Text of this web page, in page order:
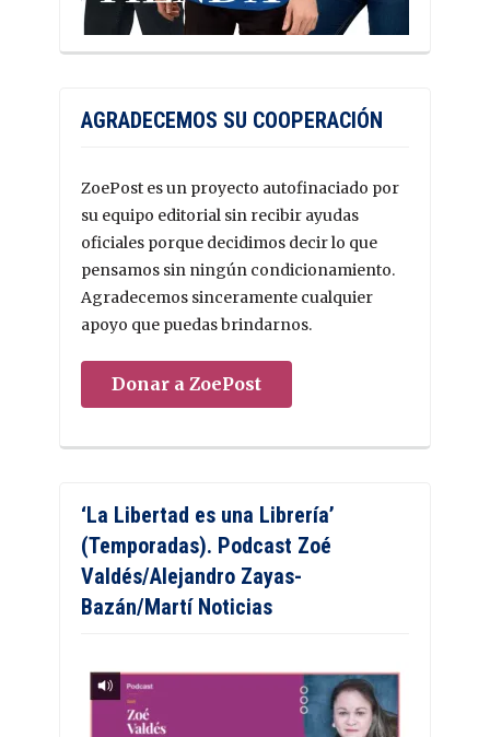
AGRADECEMOS SU COOPERACIÓN
ZoePost es un proyecto autofinaciado por
su equipo editorial sin recibir ayudas
oficiales porque decidimos decir lo que
pensamos sin ningún condicionamiento.
Agradecemos sinceramente cualquier
apoyo que puedas brindarnos.
Donar a ZoePost
‘La Libertad es una Librería’
(Temporadas). Podcast Zoé
Valdés/Alejandro Zayas-
Bazán/Martí Noticias